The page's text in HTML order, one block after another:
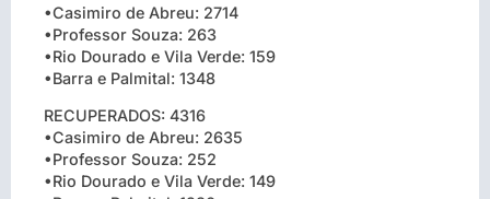
•Casimiro de Abreu: 2714
•Professor Souza: 263
•Rio Dourado e Vila Verde: 159
•Barra e Palmital: 1348
RECUPERADOS: 4316
•Casimiro de Abreu: 2635
•Professor Souza: 252
•Rio Dourado e Vila Verde: 149